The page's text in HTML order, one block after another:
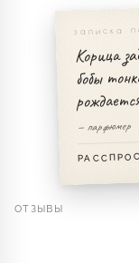
записка
Корица
бобы
— парфюмер
ОТЗЫВЫ